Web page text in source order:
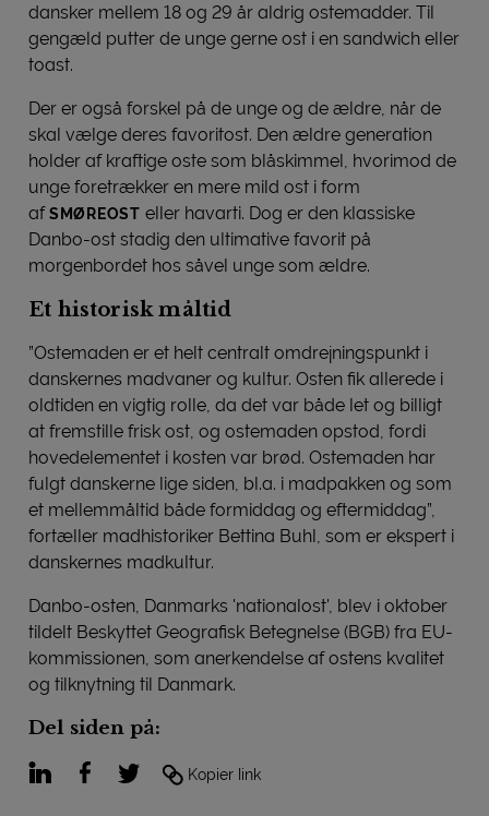
dansker mellem 18 og 29 år aldrig ostemadder. Til
gengæld putter de unge gerne ost i en sandwich eller
toast.
Der er også forskel på de unge og de ældre, når de
skal vælge deres favoritost. Den ældre generation
holder af kraftige oste som blåskimmel, hvorimod de
unge foretrækker en mere mild ost i form
afSMØREOST eller havarti. Dog er den klassiske
Danbo-ost stadig den ultimative favorit på
morgenbordet hos såvel unge som ældre.
Et historisk måltid
”Ostemaden er et helt centralt omdrejningspunkt i
danskernes madvaner og kultur. Osten fik allerede i
oldtiden en vigtig rolle, da det var både let og billigt
at fremstille frisk ost, og ostemaden opstod, fordi
hovedelementet i kosten var brød. Ostemaden har
fulgt danskerne lige siden, bl.a. i madpakken og som
et mellemmåltid både formiddag og eftermiddag”,
fortæller madhistoriker Bettina Buhl, som er ekspert i
danskernes madkultur.
Danbo-osten, Danmarks 'nationalost', blev i oktober
tildelt Beskyttet Geografisk Betegnelse (BGB) fra EU-
kommissionen, som anerkendelse af ostens kvalitet
og tilknytning til Danmark.
Del siden på:
LinkedInFacebook
TwitterKopier link